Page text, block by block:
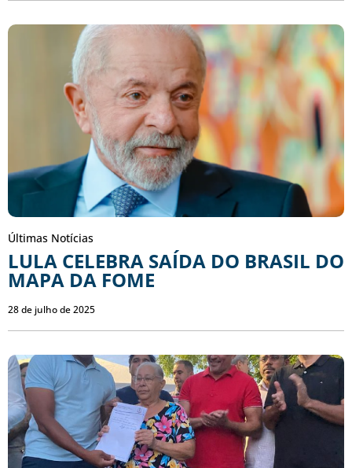
Últimas Notícias
LULA CELEBRA SAÍDA DO BRASIL DO
MAPA DA FOME
28 de julho de 2025